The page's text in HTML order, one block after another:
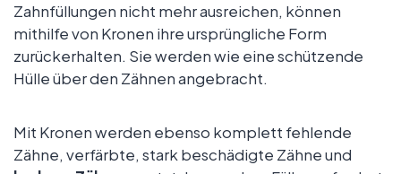
Zahnfüllungen nicht mehr ausreichen, können
mithilfe von Kronen ihre ursprüngliche Form
zurückerhalten. Sie werden wie eine schützende
Hülle über den Zähnen angebracht.
Mit Kronen werden ebenso komplett fehlende
Zähne, verfärbte, stark beschädigte Zähne und